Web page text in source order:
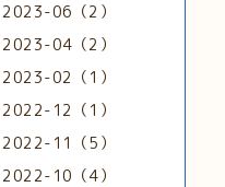
2023-06（2）
2023-04（2）
2023-02（1）
2022-12（1）
2022-11（5）
2022-10（4）